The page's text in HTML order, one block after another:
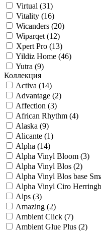
Virtual (31)
Vitality (16)
Wicanders (20)
Wiparqet (12)
Xpert Pro (13)
Yildiz Home (46)
Yutra (9)
Коллекция
Activa (14)
Advantage (2)
Affection (3)
African Rhythm (4)
Alaska (9)
Alicante (1)
Alpha (14)
Alpha Vinyl Bloom (3)
Alpha Vinyl Blos (2)
Alpha Vinyl Blos base
Alpha Vinyl Ciro
Alps (3)
Amazing (2)
Ambient Click (7)
Ambient Glue Plus (2)